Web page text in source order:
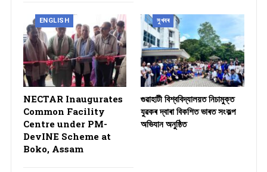
ENGLISH
NECTAR Inaugurates
Common Facility
Centre under PM-
DevINE Scheme at
Boko, Assam
সুখবৰ
গুৱাহাটী বিশ্ববিদ্যালয়ত নিচামুক্ত
যুৱকৰ দ্বাৰা বিকশিত ভাৰত সংকল্প
অভিযান অনুষ্ঠিত